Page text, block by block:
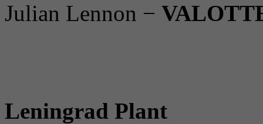
Julian Lennon −
Leningrad Plant